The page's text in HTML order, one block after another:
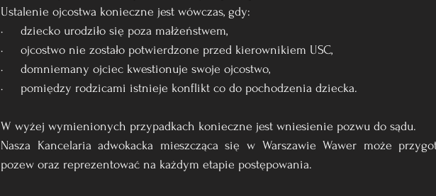
Ustalenie ojcostwa konieczne jest wówczas, gdy:
·     dziecko urodziło się poza małżeństwem,
·     ojcostwo nie zostało potwierdzone przed kierownikiem USC,
·     domniemany ojciec kwestionuje swoje ojcostwo,
·     pomiędzy rodzicami istnieje konflikt co do pochodzenia dziecka.
W wyżej wymienionych przypadkach konieczne jest wniesienie pozwu do sądu.
Nasza Kancelaria adwokacka mieszcząca się w Warszawie Wawer może
pozew oraz reprezentować na każdym etapie postępowania.